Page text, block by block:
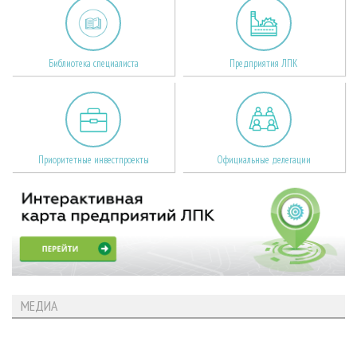
Библиотека специалиста Предприятия ЛПК
Приоритетные инвестпроекты Официальные делегации
МЕДИА